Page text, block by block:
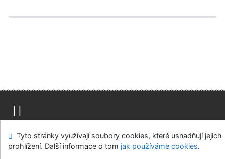
Modul OpenSearch
Napište nám Nastavení cookies
Tyto stránky využívají soubory cookies, které usnadňují jejich
prohlížení. Další informace o tom jak používáme cookies.